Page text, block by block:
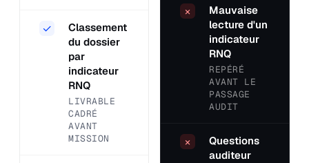
✓
Classement
du dossier
par
indicateur
RNQ
LIVRABLE
CADRÉ
AVANT
MISSION
×
Mauvaise
lecture d'un
indicateur
RNQ
REPÉRÉ
AVANT LE
PASSAGE
AUDIT
×
Questions
auditeur